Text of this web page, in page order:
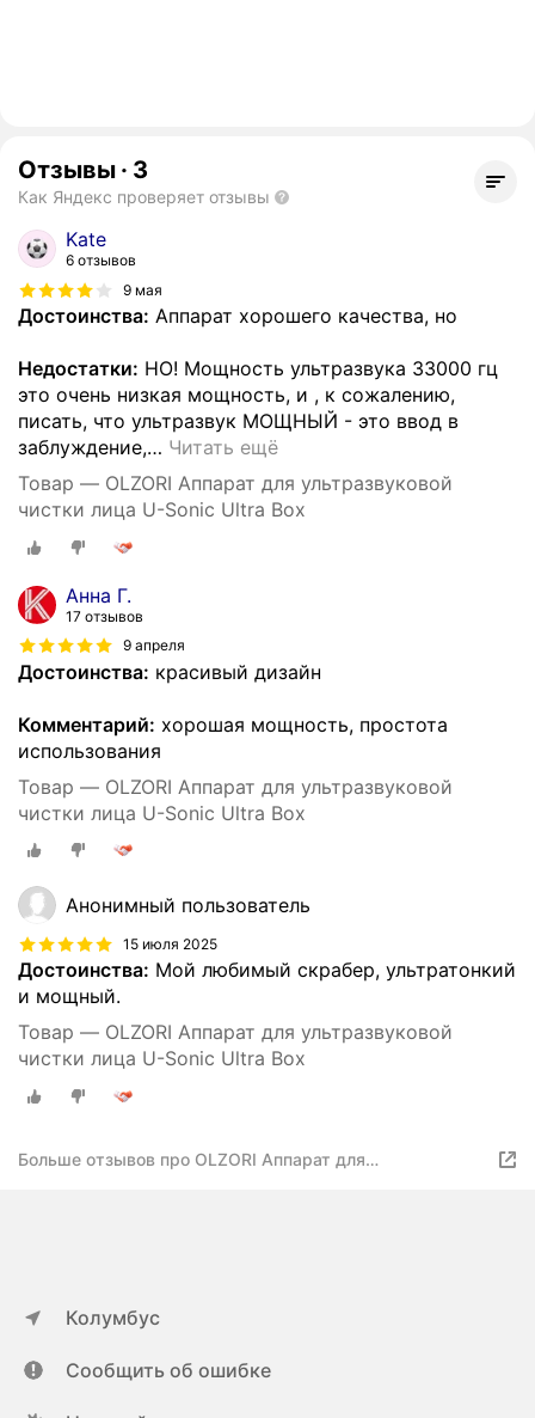
Отзывы · 3
Как Яндекс проверяет отзывы
Kate
6 отзывов
9 мая
Достоинства: Аппарат хорошего качества, но
Недостатки: НО! Мощность ультразвука 33000 гц
это очень низкая мощность, и , к сожалению,
писать, что ультразвук МОЩНЫЙ - это ввод в
заблуждение,… Читать ещё
Товар — OLZORI Аппарат для ультразвуковой
чистки лица U-Sonic Ultra Box
Анна Г.
17 отзывов
9 апреля
Достоинства: красивый дизайн
Комментарий: хорошая мощность, простота
использования
Товар — OLZORI Аппарат для ультразвуковой
чистки лица U-Sonic Ultra Box
Анонимный пользователь
15 июля 2025
Достоинства: Мой любимый скрабер, ультратонкий
и мощный.
Товар — OLZORI Аппарат для ультразвуковой
чистки лица U-Sonic Ultra Box
Больше отзывов про OLZORI Аппарат для
Колумбус
Сообщить об ошибке